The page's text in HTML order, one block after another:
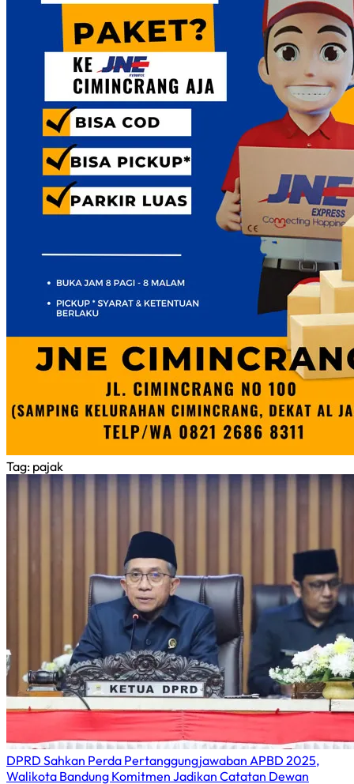
Tag: pajak
DPRD Sahkan Perda Pertanggungjawaban APBD 2025,
Walikota Bandung Komitmen Jadikan Catatan Dewan